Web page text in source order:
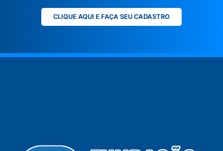
CLIQUE AQUI E FAÇA SEU CADASTRO